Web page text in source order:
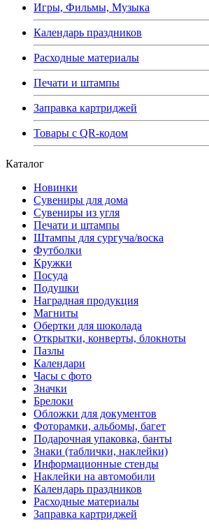
Игры, Фильмы, Музыка
Календарь праздников
Расходные материалы
Печати и штампы
Заправка картриджей
Товары с QR-кодом
Каталог
Новинки
Сувениры для дома
Сувениры из угля
Печати и штампы
Штампы для сургуча/воска
Футболки
Кружки
Посуда
Подушки
Наградная продукция
Магниты
Обертки для шоколада
Открытки, конверты, блокноты
Пазлы
Календари
Часы с фото
Значки
Брелоки
Обложки для документов
Фоторамки, альбомы, багет
Подарочная упаковка, банты
Знаки (таблички, наклейки)
Информационные стенды
Наклейки на автомобили
Календарь праздников
Расходные материалы
Заправка картриджей